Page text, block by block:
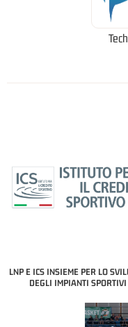
LNP E ICS INSIEME PER LO
DEGLI IMPIANTI SPORTIVI